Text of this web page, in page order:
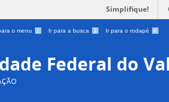
Simplifique!
o menu 2 Ir para a busca 3 Ir para o rodapé 4
Federal do